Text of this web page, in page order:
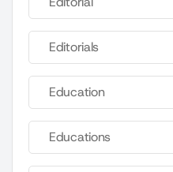
Editorials
Education
Educations